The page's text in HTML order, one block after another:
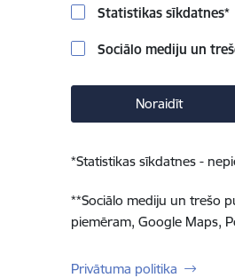
Statistikas sīkdatnes*
Sociālo mediju un
Noraidīt
*Statistikas sīkdatnes -
**Sociālo mediju un trešo
piemēram, Google Maps,
Privātuma politika